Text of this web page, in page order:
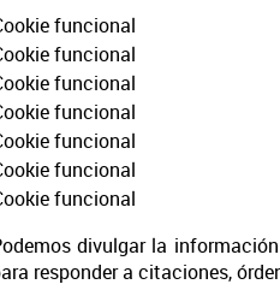
funcional
funcional
funcional
funcional
funcional
funcional
funcional
divulgar la
responder a citaciones,